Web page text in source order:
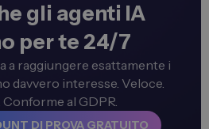
gli agenti IA
per te 24/7
a raggiungere esattamente i
davvero interesse. Veloce.
al GDPR.
DI PROVA GRATUITO